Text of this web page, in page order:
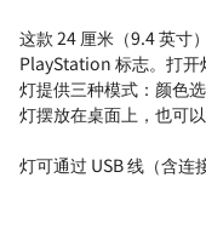
这款 24 厘米（9.4 英寸
PlayStation 标志。打开
灯提供三种模式：颜色
灯摆放在桌面上，也可以
灯可通过 USB 线（含连